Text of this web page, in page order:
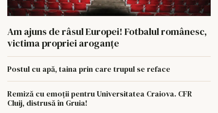
Am ajuns de râsul Europei! Fotbalul românesc,
victima propriei aroganțe
Postul cu apă, taina prin care trupul se reface
Remiză cu emoții pentru Universitatea Craiova. CFR
Cluij, distrusă în Gruia!